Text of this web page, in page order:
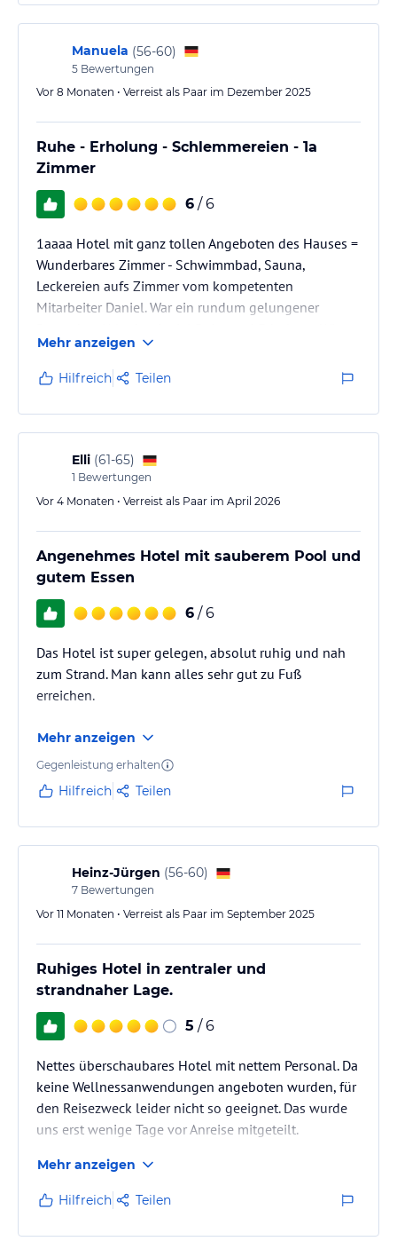
Manuela (56-60)
5 Bewertungen
Vor 8 Monaten • Verreist als Paar im Dezember 2025
Ruhe - Erholung - Schlemmereien - 1a
Zimmer
6 / 6
1aaaa Hotel mit ganz tollen Angeboten des Hauses =
Wunderbares Zimmer - Schwimmbad, Sauna,
Leckereien aufs Zimmer vom kompetenten
Mitarbeiter Daniel. War ein rundum gelungener
kommen sehr gerne wieder
Mehr anzeigen
Hilfreich Teilen
Elli (61-65)
1 Bewertungen
Vor 4 Monaten • Verreist als Paar im April 2026
Angenehmes Hotel mit sauberem Pool und
gutem Essen
6 / 6
Das Hotel ist super gelegen, absolut ruhig und nah
zum Strand. Man kann alles sehr gut zu Fuß
erreichen.
Mehr anzeigen
Gegenleistung erhalten
Hilfreich Teilen
Heinz-Jürgen (56-60)
7 Bewertungen
Vor 11 Monaten • Verreist als Paar im September 2025
Ruhiges Hotel in zentraler und
strandnaher Lage.
5 / 6
Nettes überschaubares Hotel mit nettem Personal. Da
keine Wellnessanwendungen angeboten wurden, für
den Reisezweck leider nicht so geeignet. Das wurde
uns erst wenige Tage vor Anreise mitgeteilt.
Mehr anzeigen
Hilfreich Teilen